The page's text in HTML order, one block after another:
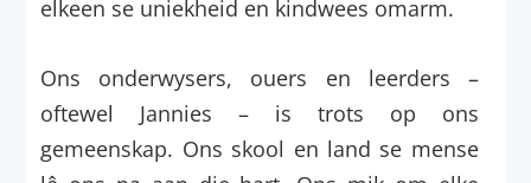
elkeen se uniekheid en kindwees omarm.
Ons onderwysers, ouers en leerders –
oftewel Jannies – is trots op ons
gemeenskap. Ons skool en land se mense